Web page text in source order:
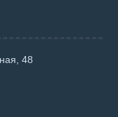
48